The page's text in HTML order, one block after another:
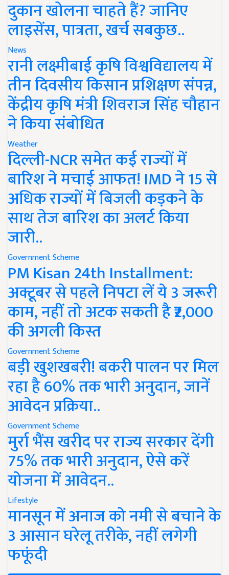
दुकान खोलना चाहते हैं? जानिए
लाइसेंस, पात्रता, खर्च सबकुछ..
News
रानी लक्ष्मीबाई कृषि विश्वविद्यालय में
तीन दिवसीय किसान प्रशिक्षण संपन्न,
केंद्रीय कृषि मंत्री शिवराज सिंह चौहान
ने किया संबोधित
Weather
दिल्ली-NCR समेत कई राज्यों में
बारिश ने मचाई आफत! IMD ने 15 से
अधिक राज्यों में बिजली कड़कने के
साथ तेज बारिश का अलर्ट किया
जारी..
Government Scheme
PM Kisan 24th Installment:
अक्टूबर से पहले निपटा लें ये 3 जरूरी
काम, नहीं तो अटक सकती है ₹2,000
की अगली किस्त
Government Scheme
बड़ी खुशखबरी! बकरी पालन पर मिल
रहा है 60% तक भारी अनुदान, जानें
आवेदन प्रक्रिया..
Government Scheme
मुर्रा भैंस खरीद पर राज्य सरकार देंगी
75% तक भारी अनुदान, ऐसे करें
योजना में आवेदन..
Lifestyle
मानसून में अनाज को नमी से बचाने के
3 आसान घरेलू तरीके, नहीं लगेगी
फफूंदी